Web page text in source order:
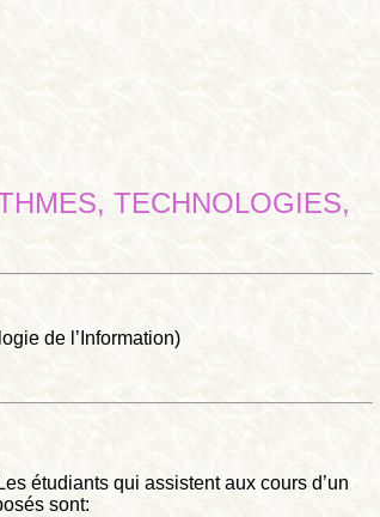
TECHNOLOGIES,
de l’Information)
étudiants qui assistent aux cours d’un
sont: